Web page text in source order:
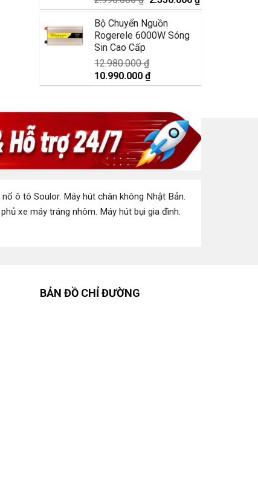
gốc
là:
2.990.000 ₫.
hiện
Bộ Chuyển Nguồn
Rogerele 6000W Sóng
Sin Cao Cấp
12.980.000₫
Giá
gốc
12.980.000 ₫.
10.990.000₫Giá
hiện
là:
10.990.000 ₫.
nổ ô tô Soulor. Máy hút chân không Nhật Bản.
xe máy tráng nhôm. Máy hút bụi gia đình.
BẢN ĐỒ CHỈ ĐƯỜNG